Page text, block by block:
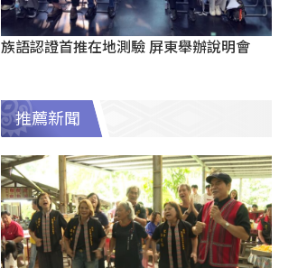
族語認證首推在地測驗 屏東舉辦說明會
推薦新聞